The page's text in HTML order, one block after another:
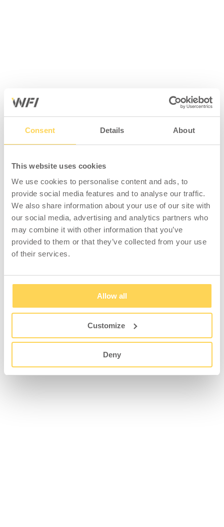
Consent Details About
This website uses cookies
We use cookies to personalise content and ads, to
provide social media features and to analyse our traffic.
We also share information about your use of our site with
our social media, advertising and analytics partners who
may combine it with other information that you’ve
provided to them or that they’ve collected from your use
of their services.
Allow all
Customize
Deny